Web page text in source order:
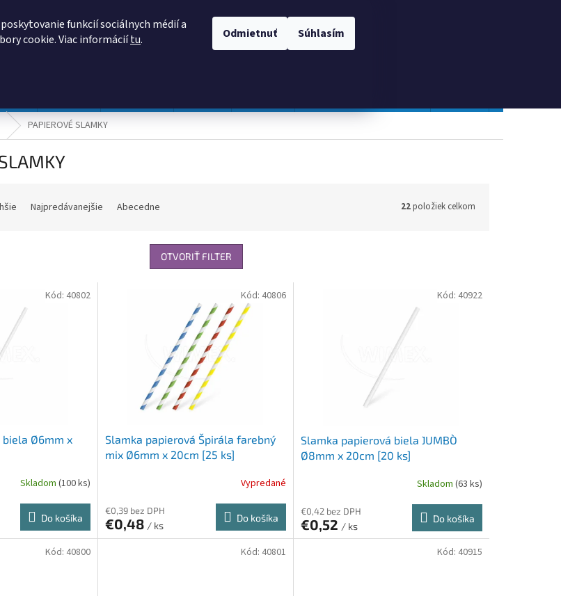
funkcií sociálnych médií a
cookie. Viac informáciítu. Odmietnuť Súhlasím
PAPIEROVÉ SLAMKY
Najpredávanejšie Abecedne 22položiek celkom
OTVORIŤ FILTER
biela Ø6mm x
Skladom (100 ks)
Do košíka
Kód: 40802
Slamka papierová Špirála farebný
mix Ø6mm x 20cm [25 ks]
Vypredané
€0,39 bez DPH
€0,48 / ks
Do košíka
Kód: 40806
Slamka papierová biela `JUMBO`
Ø8mm x 20cm [20 ks]
Skladom (63 ks)
€0,42 bez DPH
€0,52 / ks
Do košíka
Kód: 40922
Kód: 40800 Kód: 40801 Kód: 40915